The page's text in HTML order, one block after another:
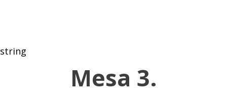
string
Mesa 3.